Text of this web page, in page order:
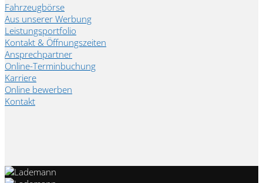
Fahrzeugbörse
Aus unserer Werbung
Leistungsportfolio
Kontakt & Öffnungszeiten
Ansprechpartner
Online-Terminbuchung
Karriere
Online bewerben
Kontakt